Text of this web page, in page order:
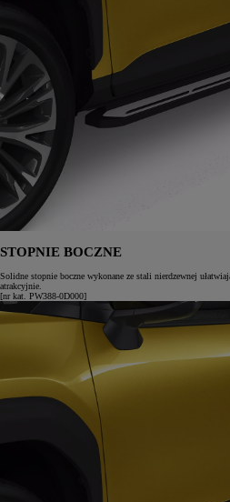
STOPNIE BOCZNE
Solidne stopnie boczne wykonane ze stali nierdzewnej
atrakcyjnie.
[nr kat. PW388-0D000]